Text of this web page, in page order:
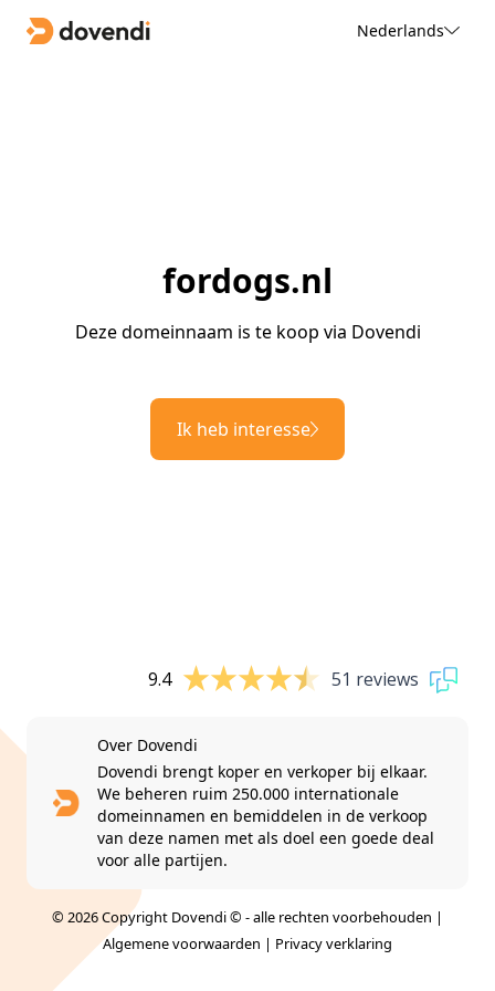
Nederlands
fordogs.nl
Deze domeinnaam is te koop via Dovendi
Ik heb interesse
9.4 51 reviews
Over Dovendi
Dovendi brengt koper en verkoper bij elkaar.
We beheren ruim 250.000 internationale
domeinnamen en bemiddelen in de verkoop
van deze namen met als doel een goede deal
voor alle partijen.
© 2026 Copyright Dovendi © - alle rechten voorbehouden |
Algemene voorwaarden | Privacy verklaring